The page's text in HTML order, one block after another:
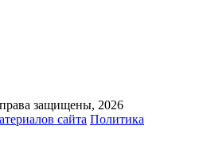
защищены, 2026
сайта Политика